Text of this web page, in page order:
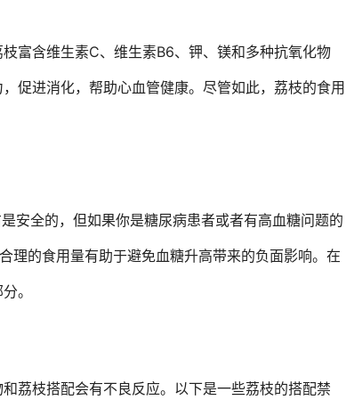
富含维生素C、维生素B6、钾、镁和多种抗氧化物
促进消化，帮助心血管健康。尽管如此，荔枝的食用
安全的，但如果你是糖尿病患者或者有高血糖问题的
理的食用量有助于避免血糖升高带来的负面影响。在
。
荔枝搭配会有不良反应。以下是一些荔枝的搭配禁